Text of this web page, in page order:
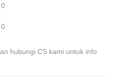
hubungi CS kami untuk info